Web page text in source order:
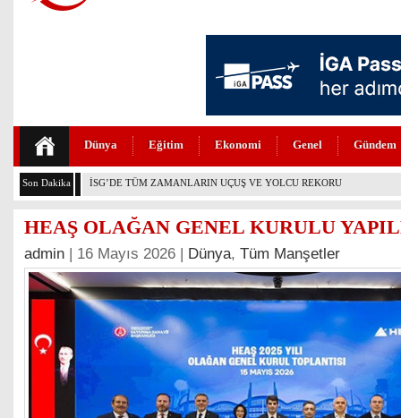
Dünya Eğitim Ekonomi Genel Gündem
Son Dakika THY’DE TÜM ZAMANLARIN REKORU
HEAŞ OLAĞAN GENEL KURULU
admin | 16 Mayıs 2026 | Dünya, Tüm Manşetler